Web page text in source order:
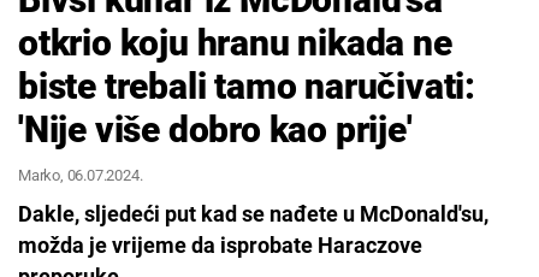
otkrio koju hranu nikada ne
biste trebali tamo naručivati:
'Nije više dobro kao prije'
Marko, 06.07.2024.
Dakle, sljedeći put kad se nađete u McDonald'su,
možda je vrijeme da isprobate Haraczove